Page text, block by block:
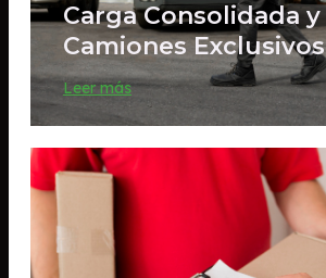
Carga Consolidada y
Camiones Exclusivos
Leer más